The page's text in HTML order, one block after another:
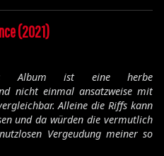
(2021)
Album ist eine herbe
nicht einmal ansatzweise mit
Alleine die Riffs kann
und da würden die vermutlich
Vergeudung meiner so